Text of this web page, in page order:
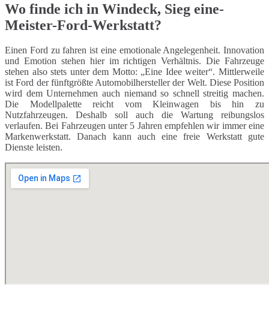
Wo finde ich in Windeck, Sieg eine-
Meister-Ford-Werkstatt?
Einen Ford zu fahren ist eine emotionale Angelegenheit. Innovation
und Emotion stehen hier im richtigen Verhältnis. Die Fahrzeuge
stehen also stets unter dem Motto: „Eine Idee weiter“. Mittlerweile
ist Ford der fünftgrößte Automobilhersteller der Welt. Diese Position
wird dem Unternehmen auch niemand so schnell streitig machen.
Die Modellpalette reicht vom Kleinwagen bis hin zu
Nutzfahrzeugen. Deshalb soll auch die Wartung reibungslos
verlaufen. Bei Fahrzeugen unter 5 Jahren empfehlen wir immer eine
Markenwerkstatt. Danach kann auch eine freie Werkstatt gute
Dienste leisten.